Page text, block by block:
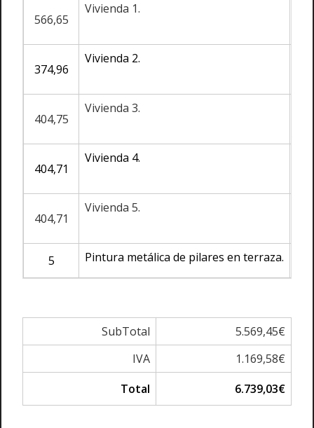
566,65
Vivienda 1.
374,96
Vivienda 2.
404,75
Vivienda 3.
404,71
Vivienda 4.
404,71
Vivienda 5.
5 Pintura metálica de pilares en terraza.
SubTotal
5.569,45€
IVA
1.169,58€
Total
6.739,03€